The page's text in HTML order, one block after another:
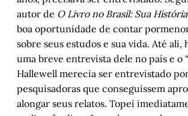
Cattani
Estória enviesada
Entre casa e marido
Histórias de Autógrafos: Michael Ruse
Levando Darwin a sério
Pedaço de uma vida íntegra
autor de O Livro no Brasil: Sua História
boa oportunidade de contar
sobre seus estudos e sua vida. Até ali,
uma breve entrevista dele no país e o
Hallewell merecia ser entrevistado
pesquisadoras que conseguissem
alongar seus relatos. Topei